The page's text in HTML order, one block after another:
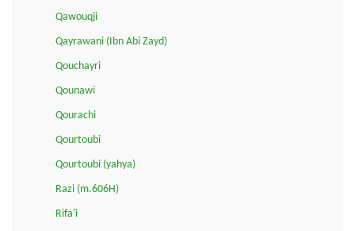
Qawouqji
Qayrawani (Ibn Abi Zayd)
Qouchayri
Qounawi
Qourachi
Qourtoubi
Qourtoubi (yahya)
Razi (m.606H)
Rifa'i